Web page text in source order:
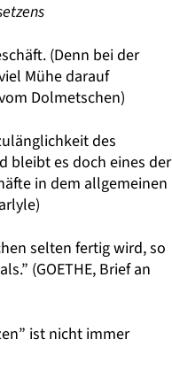
(Denn bei der
Mühe darauf
Dolmetschen)
des
bleibt es doch eines der
in dem allgemeinen
selten fertig wird, so
(GOETHE, Brief an
ist nicht immer